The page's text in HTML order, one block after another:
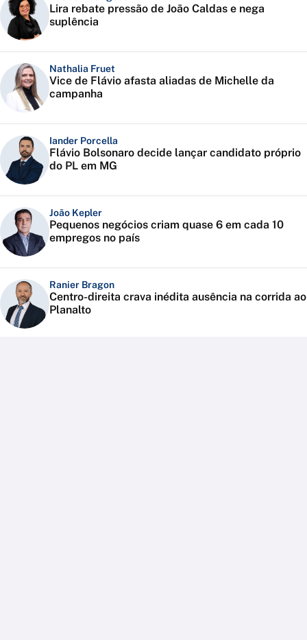
Lira rebate pressão de João Caldas e nega
suplência
Nathalia Fruet
Vice de Flávio afasta aliadas de Michelle da
campanha
Iander Porcella
Flávio Bolsonaro decide lançar candidato próprio
do PL em MG
João Kepler
Pequenos negócios criam quase 6 em cada 10
empregos no país
Ranier Bragon
Centro-direita crava inédita ausência na corrida ao
Planalto